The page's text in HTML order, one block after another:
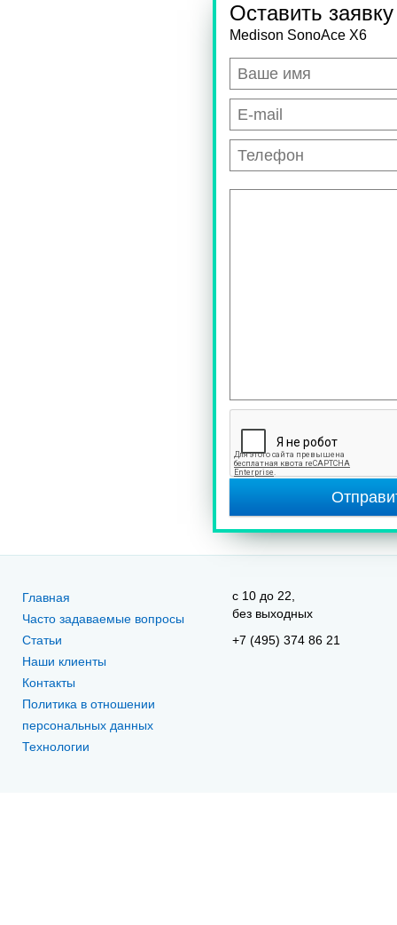
Оставить заявку
Medison SonoAce X6
Главная
Часто задаваемые вопросы
Статьи
Наши клиенты
Контакты
Политика в отношении
персональных данных
Технологии
c 10 до 22,
без выходных
+7 (495) 374 86 21